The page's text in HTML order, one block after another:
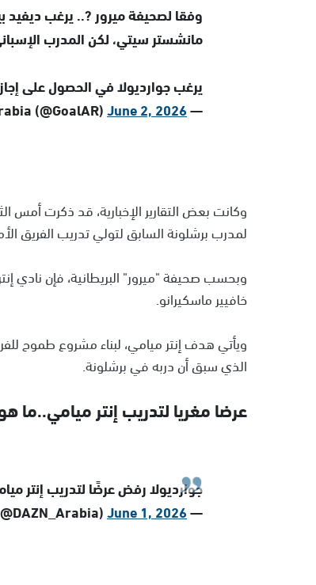
وفقا لصحيفة ميرور ?️.. يرغب ديفيد
مانشستر سيتي، لكن المدرب
يرغب جوارديولا في الحصول على
— GOAL Arabia (@GoalAR)
June 2, 2026
وكانت بعض التقارير الإخبارية، قد ذكرت أمس
لمدرب برشلونة السابق لتولي تدريب الفريق
وبحسب صحيفة "ميرور" البريطانية، فإن نادي
خافيير ماسكيرانو.
ويأتي هدف إنتر ميامي، لبناء مشروع طموح
الذي سبق أن دربه في برشلونة.
عرضا مغريا لتدريب إنتر ميامي..ما
جوارديولا رفض عرضًا لتدريب إنتر
— DAZN Arabia (@DAZN_Arabia)
June 1, 2026